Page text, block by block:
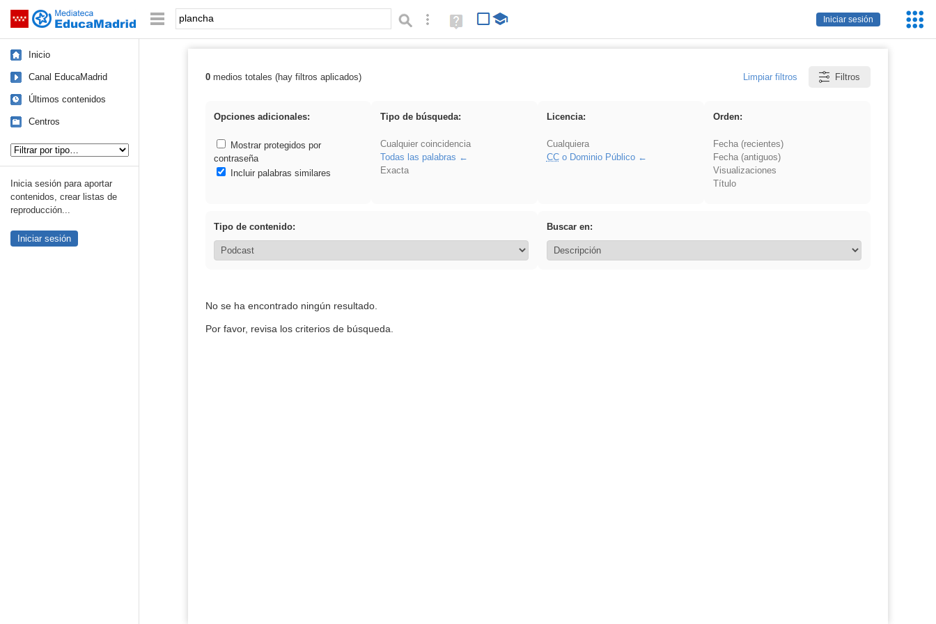
Saltar navegación
Iniciar sesión
Palabra o frase: Búsqueda avanzada
Ayuda
(en
Inicio
Canal EducaMadrid
Últimos contenidos
Centros
Inicia sesión para aportar
contenidos, crear listas de
reproducción...
Iniciar sesión
Resultados de: plancha
0medios totales (hay filtros aplicados) Limpiar filtros Filtros
Opciones adicionales:
Mostrar protegidos por
contraseña
Incluir palabras similares
Tipo de búsqueda:
Cualquier coincidencia
Todas las palabras
Exacta
Licencia:
Cualquiera
CCo Dominio Público
Orden:
Fecha (recientes)
Fecha (antiguos)
Visualizaciones
Título
Tipo de contenido: Buscar en:
No se ha encontrado ningún resultado.
Por favor, revisa los criterios de búsqueda.